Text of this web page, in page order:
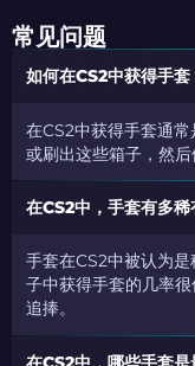
常见问题
如何在CS2中获得手套
在CS2中获得手套通
或刷出这些箱子，然后
在CS2中，手套有多稀
手套在CS2中被认为
子中获得手套的几率
追捧。
在CS2中，哪些手套是